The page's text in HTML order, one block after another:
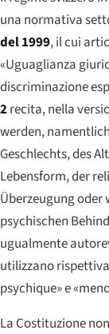
una normativa
del 1999, il cui
«Uguaglianza
discriminazione
2recita, nella
werden,
Geschlechts, des
Lebensform, der
Überzeugung oder
psychischen
ugualmente
utilizzano
psychique» e
La Costituzione